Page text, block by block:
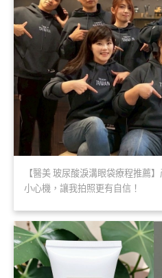
【醫美 玻尿酸淚溝眼袋療程推薦
小心機，讓我拍照更有自信！